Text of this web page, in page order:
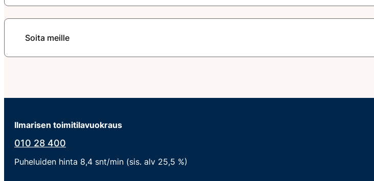
Soita meille
Ilmarisen toimitilavuokraus
010 28 400
Puheluiden hinta 8,4 snt/min (sis. alv 25,5 %)